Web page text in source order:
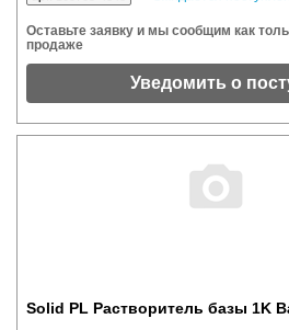
Оставьте заявку и мы сообщим как
продаже
Уведомить о
Solid PL Растворитель базы 1K